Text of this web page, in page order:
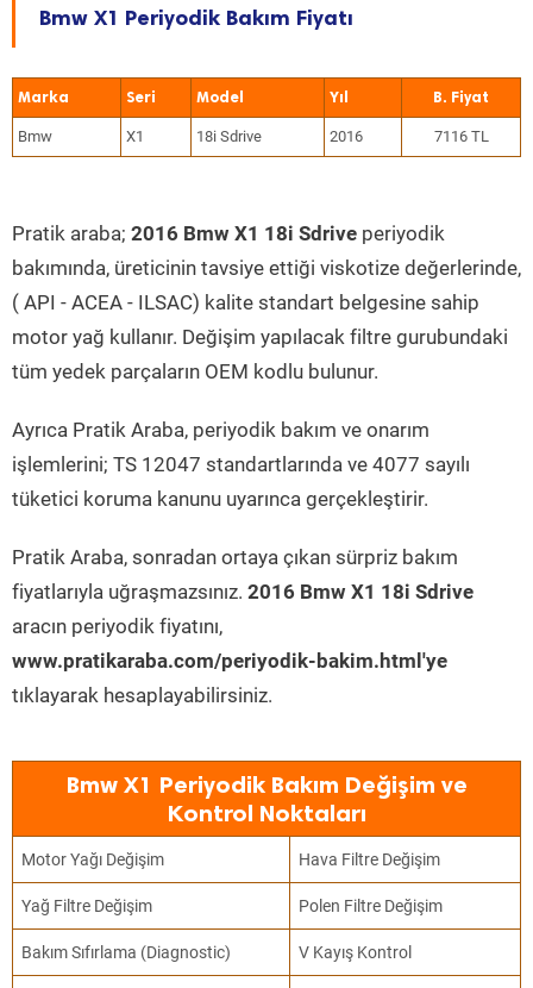
Bmw X1 Periyodik Bakım Fiyatı
Marka Seri Model Yıl
Bmw X1 18i Sdrive 2016 7116 TL
Pratik araba; 2016 Bmw X1 18i Sdrive periyodik
bakımında, üreticinin tavsiye ettiği viskotize değerlerinde,
( API - ACEA - ILSAC) kalite standart belgesine sahip
motor yağ kullanır. Değişim yapılacak filtre gurubundaki
tüm yedek parçaların OEM kodlu bulunur.
Ayrıca Pratik Araba, periyodik bakım ve onarım
işlemlerini; TS 12047 standartlarında ve 4077 sayılı
tüketici koruma kanunu uyarınca gerçekleştirir.
Pratik Araba, sonradan ortaya çıkan sürpriz bakım
fiyatlarıyla uğraşmazsınız. 2016 Bmw X1 18i Sdrive
aracın periyodik fiyatını,
www.pratikaraba.com/periyodik-bakim.html'ye
tıklayarak hesaplayabilirsiniz.
Bmw X1 Periyodik Bakım Değişim ve
Kontrol Noktaları
Motor Yağı Değişim Hava Filtre Değişim
Yağ Filtre Değişim Polen Filtre Değişim
Bakım Sıfırlama (Diagnostic) V Kayış Kontrol